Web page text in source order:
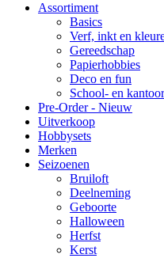
Assortiment
Basics
Verf, inkt en
Gereedschap
Papierhobbies
Deco en fun
School- en
Pre-Order - Nieuw
Uitverkoop
Hobbysets
Merken
Seizoenen
Bruiloft
Deelneming
Geboorte
Halloween
Herfst
Kerst